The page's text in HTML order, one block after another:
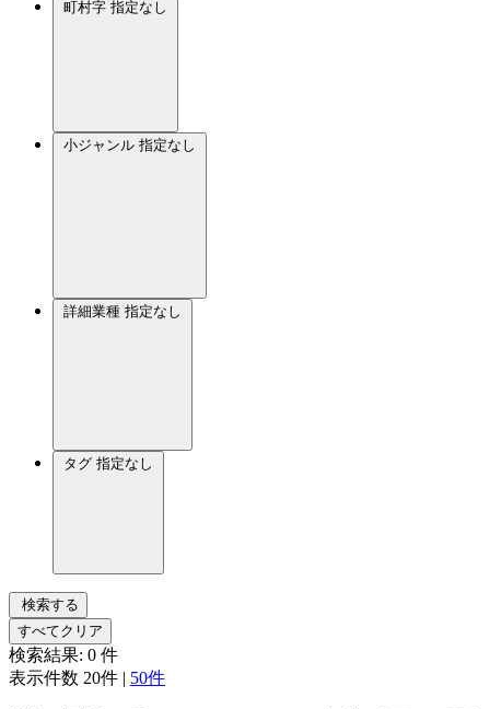
町村字 指定なし
小ジャンル 指定なし
詳細業種 指定なし
タグ 指定なし
検索する
すべてクリア
検索結果: 0 件
表示件数 20件 | 50件